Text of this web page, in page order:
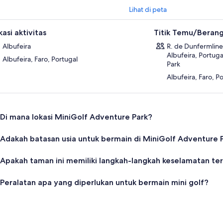
Lihat di peta
aktivitas
Albufeira
Albufeira, Faro, Portugal
Titik Temu/
R. de
Albufeira,
Park
Albufeira, Faro,
Di mana lokasi MiniGolf Adventure Park?
Adakah batasan usia untuk bermain di MiniGolf Adventure
Apakah taman ini memiliki langkah-langkah keselamatan
Peralatan apa yang diperlukan untuk bermain mini golf?